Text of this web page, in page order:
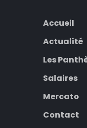
Accueil
Actualité
Les
Salaires
Mercato
Contact